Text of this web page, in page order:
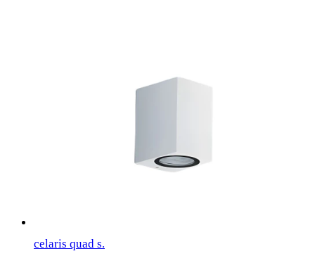
celaris quad s.